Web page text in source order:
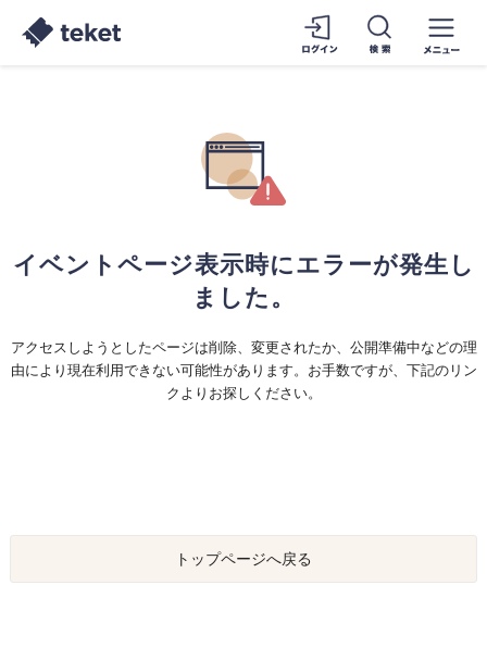
イベントページ表示時にエラーが発生し
ました。
アクセスしようとしたページは削除、変更されたか、公開準備中などの理
由により現在利用できない可能性があります。お手数ですが、下記のリン
クよりお探しください。
トップページへ戻る